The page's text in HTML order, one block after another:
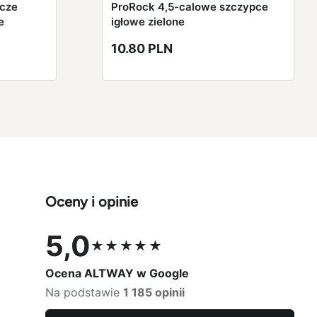
ProRock 4,5-calowe szczypce
igłowe zielone
10.80 PLN
Oceny i opinie
5,0★★★★★
Ocena 5,0 na 5
Ocena ALTWAY w Google
Na podstawie 1 185 opinii